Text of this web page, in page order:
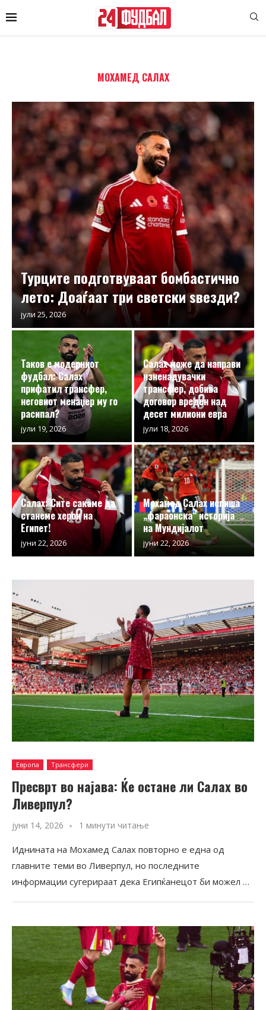
МОХАМЕД САЛАХ
Турците подготвуваат бомбастично
лето: Доаѓаат три светски ѕвезди?
јули 25, 2026
Таков е модерниот
фудбал: Салах
прифатил трансфер,
неговиот менаџер му го
расипал?
јули 19, 2026
Салах може да направи
изненадувачки
трансфер, добива
договор вреден над
десет милиони евра
јули 18, 2026
Салах: Сите сакаме да
станеме херои на
Египет!
јуни 22, 2026
Мохамед Салах испиша
„фараонска“ историја
на Мундијалот
јуни 22, 2026
Европа Трансфери
Пресврт во најава: Ќе остане ли Салах во
Ливерпул?
јуни 14, 2026 1 минути читање
Иднината на Мохамед Салах повторно е една од
главните теми во Ливерпул, но последните
информации сугерираат дека Египќанецот би можел …